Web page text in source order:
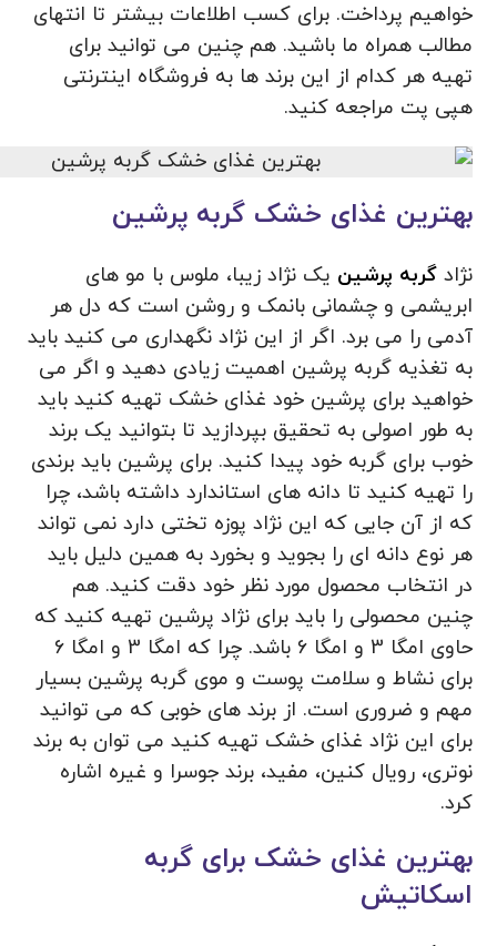
خواهیم پرداخت. برای کسب اطلاعات بیشتر تا انتهای
مطالب همراه ما باشید. هم چنین می توانید برای
تهیه هر کدام از این برند ها به فروشگاه اینترنتی
هپی پت مراجعه کنید.
بهترین غذای خشک گربه پرشین
نژادگربه پرشین یک نژاد زیبا، ملوس با مو های
ابریشمی و چشمانی بانمک و روشن است که دل هر
آدمی را می‌ برد. اگر از این نژاد نگهداری می کنید باید
به تغذیه گربه پرشین اهمیت زیادی دهید و اگر می
خواهید برای پرشین خود غذای خشک تهیه کنید باید
به طور اصولی به تحقیق بپردازید تا بتوانید یک برند
خوب برای گربه خود پیدا کنید. برای پرشین باید برندی
را تهیه کنید تا دانه های استاندارد داشته باشد، چرا
که از آن جایی که این نژاد پوزه تختی دارد نمی تواند
هر نوع دانه ای را بجوید و بخورد به همین دلیل باید
در انتخاب محصول مورد نظر خود دقت کنید. هم
چنین محصولی را باید برای نژاد پرشین تهیه کنید که
حاوی امگا 3 و امگا 6 باشد. چرا که امگا 3 و امگا 6
برای نشاط و سلامت پوست و موی گربه پرشین بسیار
مهم و ضروری است. از برند های خوبی که می توانید
برای این نژاد غذای خشک تهیه کنید می‌ توان به برند
نوتری، رویال کنین، مفید، برند جوسرا و غیره اشاره
کرد.
بهترین غذای خشک برای گربه
اسکاتیش